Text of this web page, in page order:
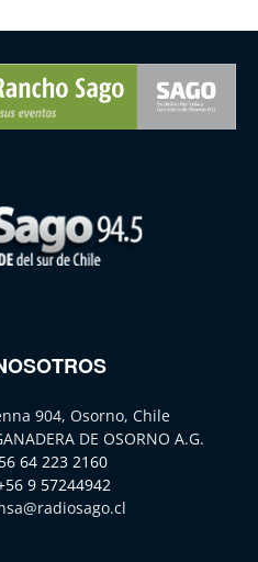
904, Osorno, Chile
DE OSORNO A.G.
64 223 2160
9 57244942